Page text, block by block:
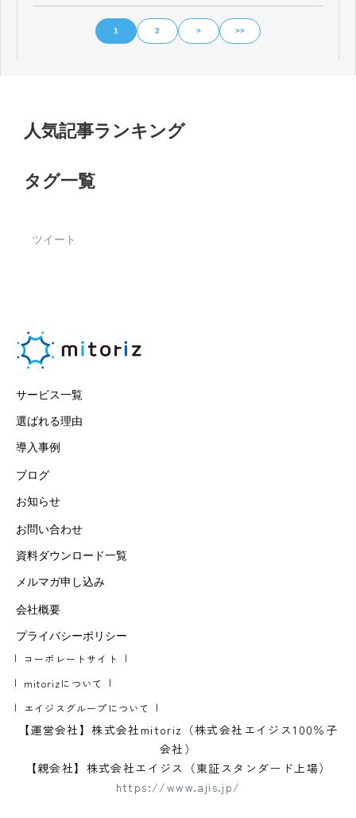
1 2 > >>
人気記事ランキング
タグ一覧
ツイート
サービス一覧
選ばれる理由
導入事例
ブログ
お知らせ
お問い合わせ
資料ダウンロード一覧
メルマガ申し込み
会社概要
プライバシーポリシー
コーポレートサイト
mitorizについて
エイジスグループについて
【運営会社】株式会社mitoriz（株式会社エイジス100％子
会社）
【親会社】株式会社エイジス（東証スタンダード上場）
https://www.ajis.jp/